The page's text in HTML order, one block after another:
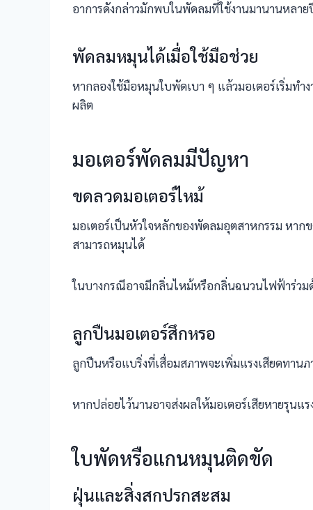
อาการดังกล่าวมักพบในพัดลมที่ใช้งานมานานหล
พัดลมหมุนได้เมื่อใช้มือช่วย
หากลองใช้มือหมุนใบพัดเบา ๆ แล้วมอเตอร์เริ่มทำ
ผลิต
มอเตอร์พัดลมมีปัญหา
ขดลวดมอเตอร์ไหม้
มอเตอร์เป็นหัวใจหลักของพัดลมอุตสาหกรรม หาก
สามารถหมุนได้
ในบางกรณีอาจมีกลิ่นไหม้หรือกลิ่นฉนวนไฟฟ้าร่ว
ลูกปืนมอเตอร์สึกหรอ
ลูกปืนหรือแบริ่งที่เสื่อมสภาพจะเพิ่มแรงเสียดทาน
หากปล่อยไว้นานอาจส่งผลให้มอเตอร์เสียหายรุนแ
ใบพัดหรือแกนหมุนติดขัด
ฝุ่นและสิ่งสกปรกสะสม